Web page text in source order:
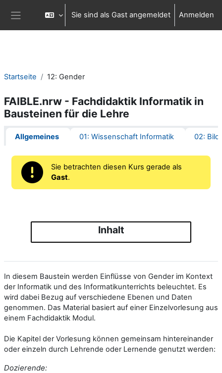
Website-Übersicht
Sie sind als Gast angemeldet Anmelden
Startseite 12: Gender
FAIBLE.nrw - Fachdidaktik Informatik in
Bausteinen für die Lehre
Abschnittsübersicht
Allgemeines 01: Wissenschaft Informatik 02:
Sie betrachten diesen Kurs gerade als
Gast.
Inhalt
In diesem Baustein werden Einflüsse von Gender im Kontext
der Informatik und des Informatikunterrichts beleuchtet. Es
wird dabei Bezug auf verschiedene Ebenen und Daten
genommen. Das Material basiert auf einer Einzelvorlesung aus
einem Fachdidaktik Modul.
Die Kapitel der Vorlesung können gemeinsam hintereinander
oder einzeln durch Lehrende oder Lernende genutzt werden:
Dozierende: